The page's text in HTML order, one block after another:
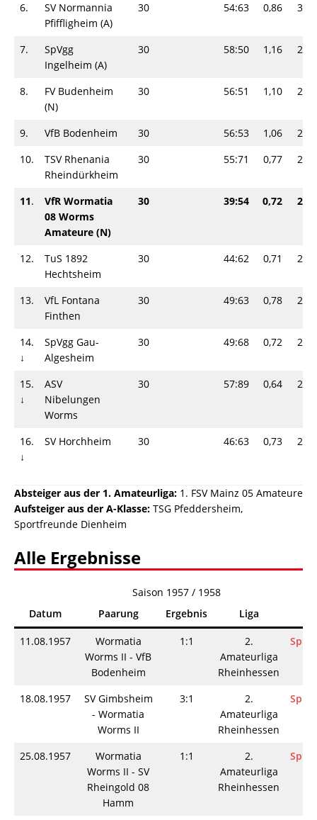
6.
SV Normannia
Pfiffligheim (A)
30 54:63 0,86 30-
7.
SpVgg
Ingelheim (A)
30 58:50 1,16 29-
8.
FV Budenheim
(N)
30 56:51 1,10 28-
9. VfB Bodenheim 30 56:53 1,06
28-
10.
TSV Rhenania
Rheindürkheim
30 55:71 0,77 28-
11.
VfR Wormatia
08 Worms
Amateure (N)
30 39:54 0,72 27-
12.
TuS 1892
Hechtsheim
30 44:62 0,71 27-
13.
VfL Fontana
Finthen
30 49:63 0,78 26-
14.
↓
SpVgg Gau-
Algesheim
30 49:68 0,72 25-
15.
↓
ASV
Nibelungen
Worms
30 57:89 0,64 25-
16.
↓
SV Horchheim 30 46:63 0,73 24-
Absteiger aus der 1. Amateurliga: 1. FSV Mainz 05 Amateure
Aufsteiger aus der A-Klasse: TSG Pfeddersheim,
Sportfreunde Dienheim
Alle Ergebnisse
Saison 1957 / 1958
Datum
Paarung Ergebnis Liga
11.08.1957
Wormatia
Worms II - VfB
Bodenheim
1:1
2.
Amateurliga
Rheinhessen
18.08.1957
SV Gimbsheim
- Wormatia
Worms II
3:1
2.
Amateurliga
Rheinhessen
25.08.1957
Wormatia
Worms II - SV
Rheingold 08
Hamm
1:1
2.
Amateurliga
Rheinhessen